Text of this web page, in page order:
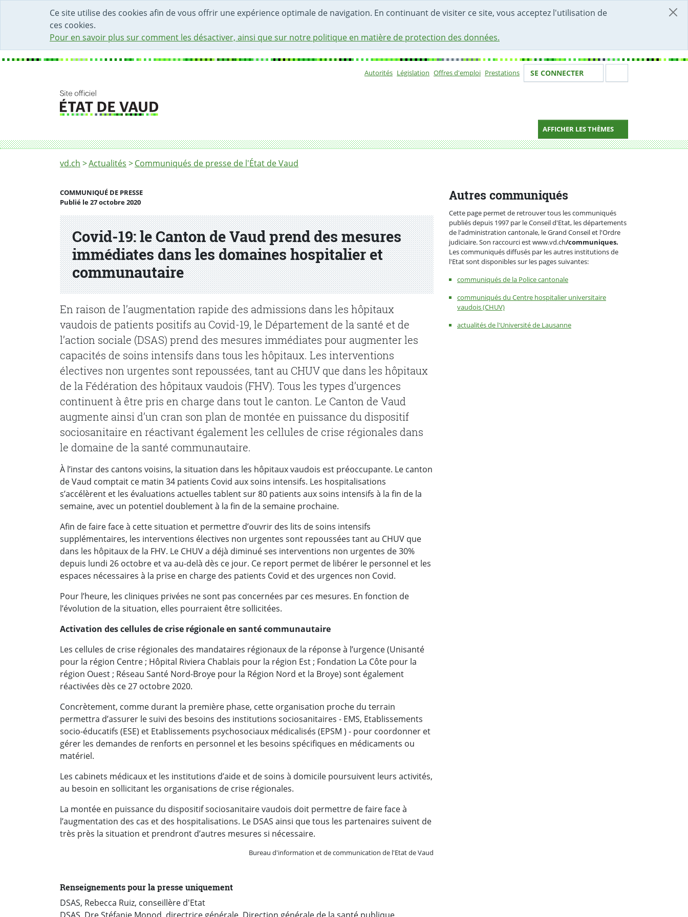
Ce site utilise des cookies afin de vous offrir une expérience optimale de navigation. En continuant de visiter ce site, vous acceptez l'utilisation de
ces cookies.
Pour en savoir plus sur comment les désactiver, ainsi que sur notre politique en matière de protection des données.
DÉBUT DU CONTENU DE LA PAGE
ACCÈS AU CHAMP DE RECHERCHE
PAGE D'ACCUEIL
FORMULAIRE DE CONTACT
Autorités Législation Offres d'emploi Prestations Votre identité
SE CONNECTER
AFFICHER LES THÈMES
Fil d'Ariane
vd.ch Actualités Communiqués de presse de l'État de Vaud
Covid-19: le Canton de Vaud prend des mesures immédiates dans les domaines hospitalier et communautaire
Covid-19: le Canton de Vaud prend des mesures
immédiates dans les domaines hospitalier et
communautaire
COMMUNIQUÉ DE PRESSE
Publié le 27 octobre 2020
Partenaire(s)
En raison de l’augmentation rapide des admissions dans les hôpitaux
vaudois de patients positifs au Covid-19, le Département de la santé et de
l’action sociale (DSAS) prend des mesures immédiates pour augmenter les
capacités de soins intensifs dans tous les hôpitaux. Les interventions
électives non urgentes sont repoussées, tant au CHUV que dans les hôpitaux
de la Fédération des hôpitaux vaudois (FHV). Tous les types d’urgences
continuent à être pris en charge dans tout le canton. Le Canton de Vaud
augmente ainsi d’un cran son plan de montée en puissance du dispositif
sociosanitaire en réactivant également les cellules de crise régionales dans
le domaine de la santé communautaire.
À l’instar des cantons voisins, la situation dans les hôpitaux vaudois est préoccupante. Le canton
de Vaud comptait ce matin 34 patients Covid aux soins intensifs. Les hospitalisations
s’accélèrent et les évaluations actuelles tablent sur 80 patients aux soins intensifs à la fin de la
semaine, avec un potentiel doublement à la fin de la semaine prochaine.
Afin de faire face à cette situation et permettre d’ouvrir des lits de soins intensifs
supplémentaires, les interventions électives non urgentes sont repoussées tant au CHUV que
dans les hôpitaux de la FHV. Le CHUV a déjà diminué ses interventions non urgentes de 30%
depuis lundi 26 octobre et va au-delà dès ce jour. Ce report permet de libérer le personnel et les
espaces nécessaires à la prise en charge des patients Covid et des urgences non Covid.
Pour l’heure, les cliniques privées ne sont pas concernées par ces mesures. En fonction de
l’évolution de la situation, elles pourraient être sollicitées.
Activation des cellules de crise régionale en santé communautaire
Les cellules de crise régionales des mandataires régionaux de la réponse à l’urgence (Unisanté
pour la région Centre ; Hôpital Riviera Chablais pour la région Est ; Fondation La Côte pour la
région Ouest ; Réseau Santé Nord-Broye pour la Région Nord et la Broye) sont également
réactivées dès ce 27 octobre 2020.
Concrètement, comme durant la première phase, cette organisation proche du terrain
permettra d’assurer le suivi des besoins des institutions sociosanitaires - EMS, Etablissements
socio-éducatifs (ESE) et Etablissements psychosociaux médicalisés (EPSM ) - pour coordonner et
gérer les demandes de renforts en personnel et les besoins spécifiques en médicaments ou
matériel.
Les cabinets médicaux et les institutions d’aide et de soins à domicile poursuivent leurs activités,
au besoin en sollicitant les organisations de crise régionales.
La montée en puissance du dispositif sociosanitaire vaudois doit permettre de faire face à
l’augmentation des cas et des hospitalisations. Le DSAS ainsi que tous les partenaires suivent de
très près la situation et prendront d’autres mesures si nécessaire.
Bureau d'information et de communication de l'Etat de Vaud
Renseignements pour la presse uniquement
DSAS, Rebecca Ruiz, conseillère d'Etat
DSAS, Dre Stéfanie Monod, directrice générale, Direction générale de la santé publique
Autres communiqués
Cette page permet de retrouver tous les communiqués
publiés depuis 1997 par le Conseil d'Etat, les départements
de l'administration cantonale, le Grand Conseil et l'Ordre
judiciaire. Son raccourci est www.vd.ch/communiques.
Les communiqués diffusés par les autres institutions de
l'Etat sont disponibles sur les pages suivantes:
communiqués de la Police cantonale
communiqués du Centre hospitalier universitaire
vaudois (CHUV)
actualités de l'Université de Lausanne